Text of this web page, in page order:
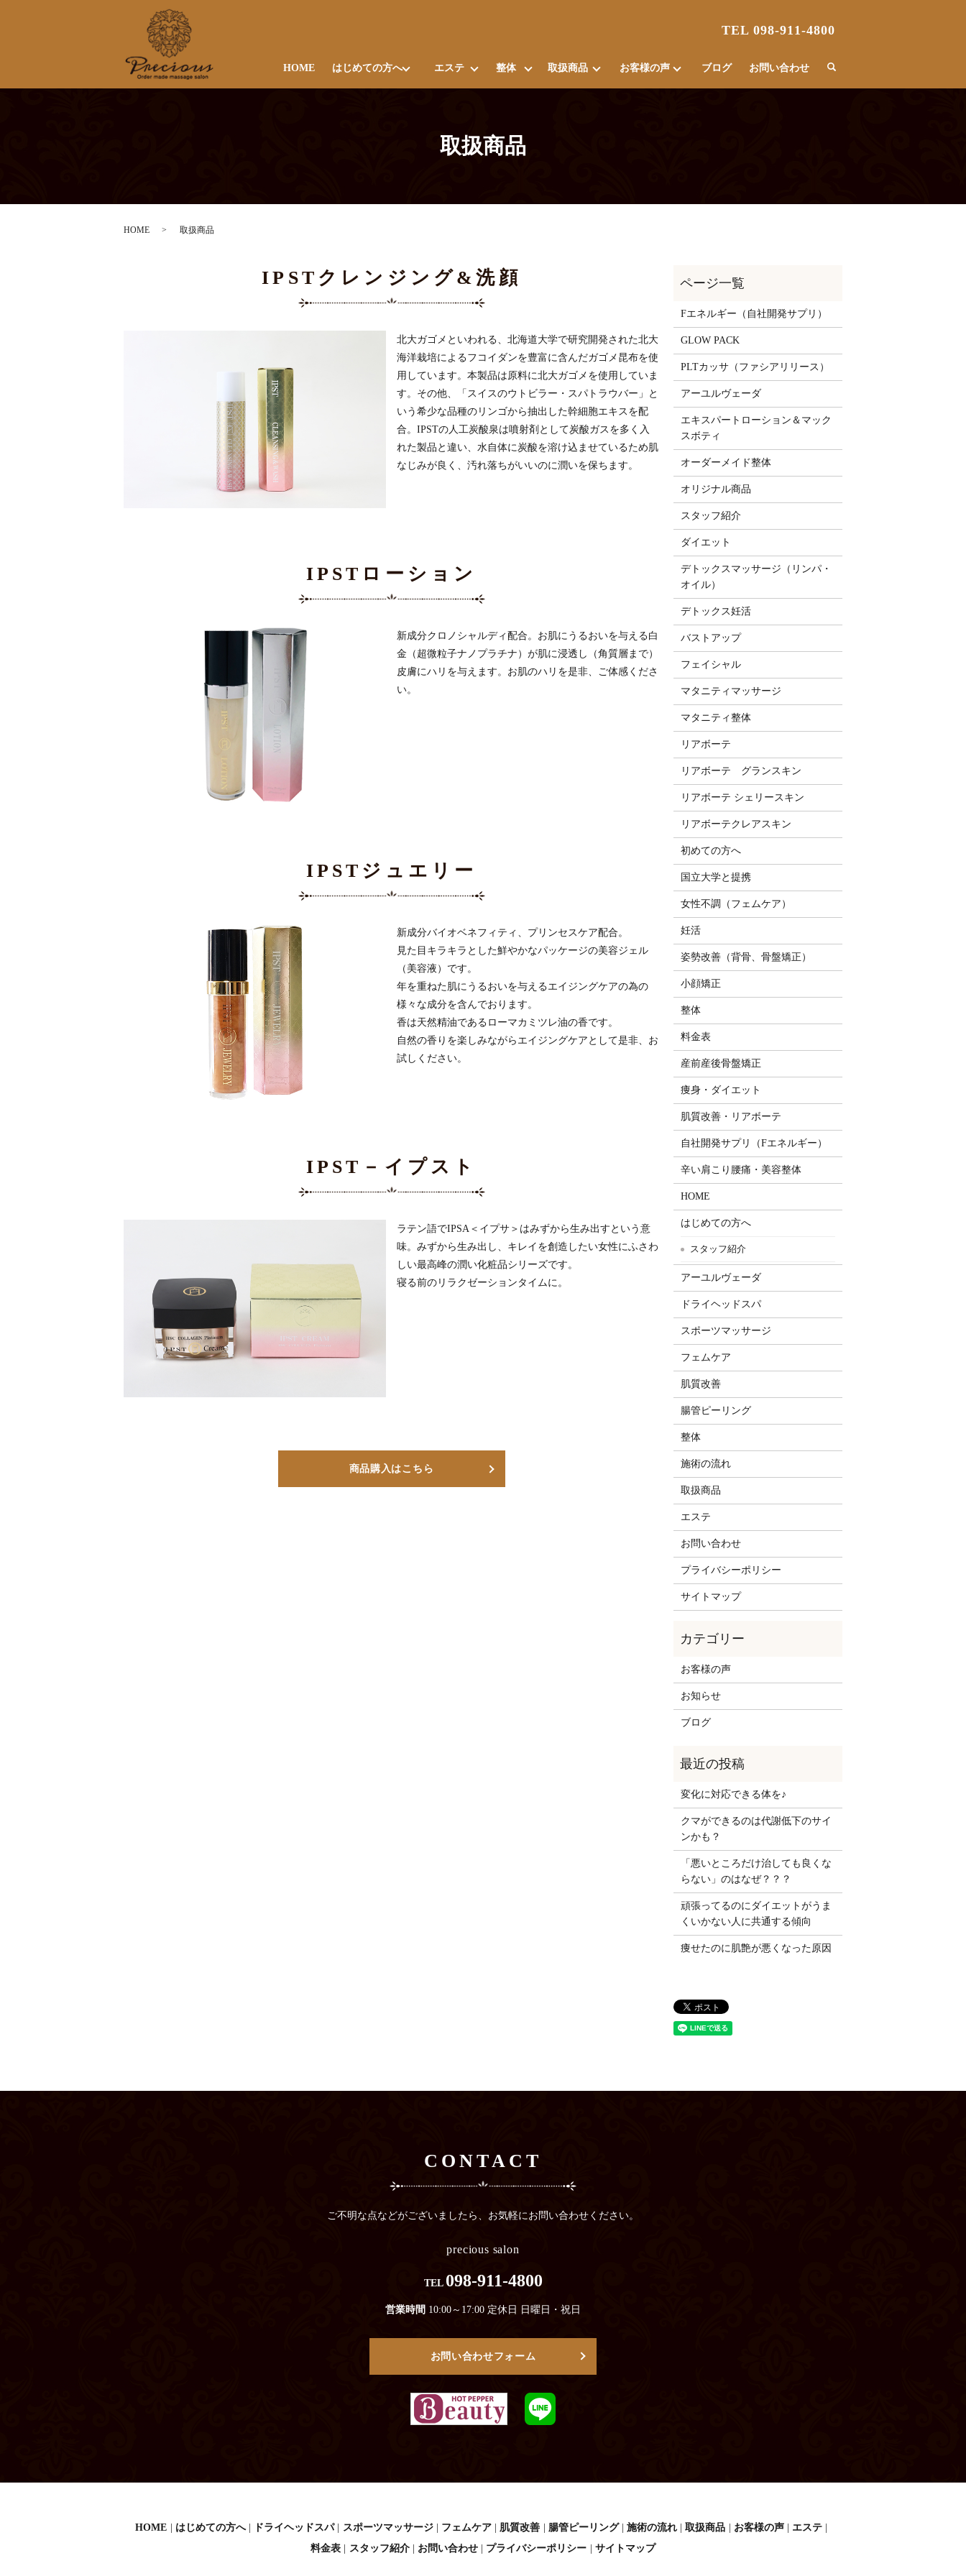
HOME はじめての方へ エステ 整体 取扱商品 お客様の声 ブログ お問い合わせ
TEL 098-911-4800
取扱商品
HOME 取扱商品
IPSTクレンジング&洗顔
北大ガゴメといわれる、北海道大学で研究開発された北大
海洋栽培によるフコイダンを豊富に含んだガゴメ昆布を使
用しています。本製品は原料に北大ガゴメを使用していま
す。その他、「スイスのウトビラー・スパトラウバー」と
いう希少な品種のリンゴから抽出した幹細胞エキスを配
合。IPSTの人工炭酸泉は噴射剤として炭酸ガスを多く入
れた製品と違い、水自体に炭酸を溶け込ませているため肌
なじみが良く、汚れ落ちがいいのに潤いを保ちます。
IPSTローション
新成分クロノシャルディ配合。お肌にうるおいを与える白
金（超微粒子ナノプラチナ）が肌に浸透し（角質層まで）
皮膚にハリを与えます。お肌のハリを是非、ご体感くださ
い。
IPSTジュエリー
新成分バイオベネフィティ、プリンセスケア配合。
見た目キラキラとした鮮やかなパッケージの美容ジェル
（美容液）です。
年を重ねた肌にうるおいを与えるエイジングケアの為の
様々な成分を含んでおります。
香は天然精油であるローマカミツレ油の香です。
自然の香りを楽しみながらエイジングケアとして是非、お
試しください。
IPST－イプスト
ラテン語でIPSA＜イプサ＞はみずから生み出すという意
味。みずから生み出し、キレイを創造したい女性にふさわ
しい最高峰の潤い化粧品シリーズです。
寝る前のリラクゼーションタイムに。
商品購入はこちら
Fエネルギー（自社開発サプリ）
GLOW PACK
PLTカッサ（ファシアリリース）
アーユルヴェーダ
エキスパートローション＆マック
スボティ
オーダーメイド整体
オリジナル商品
スタッフ紹介
ダイエット
デトックスマッサージ（リンパ・
オイル）
デトックス妊活
バストアップ
フェイシャル
マタニティマッサージ
マタニティ整体
リアボーテ
リアボーテ グランスキン
リアボーテ シェリースキン
リアボーテクレアスキン
初めての方へ
国立大学と提携
女性不調（フェムケア）
妊活
姿勢改善（背骨、骨盤矯正）
小顔矯正
整体
料金表
産前産後骨盤矯正
痩身・ダイエット
肌質改善・リアボーテ
自社開発サプリ（Fエネルギー）
辛い肩こり腰痛・美容整体
HOME
はじめての方へ
スタッフ紹介
アーユルヴェーダ
ドライヘッドスパ
スポーツマッサージ
フェムケア
肌質改善
腸管ピーリング
整体
施術の流れ
取扱商品
エステ
お問い合わせ
プライバシーポリシー
サイトマップ
お客様の声
お知らせ
ブログ
変化に対応できる体を♪
クマができるのは代謝低下のサイ
ンかも？
「悪いところだけ治しても良くな
らない」のはなぜ？？？
頑張ってるのにダイエットがうま
くいかない人に共通する傾向
痩せたのに肌艶が悪くなった原因
CONTACT
ご不明な点などがございましたら、 お気軽にお問い合わせください。
precious salon
TEL 098-911-4800
営業時間 10:00～17:00 定休日 日曜日・祝日
お問い合わせフォーム
HOME はじめての方へ ドライヘッドスパ スポーツマッサージ フェムケア 肌質改善 腸管ピーリング 施術の流れ 取扱商品 お客様の声
エステ
料金表
スタッフ紹介 お問い合わせ プライバシーポリシー サイトマップ